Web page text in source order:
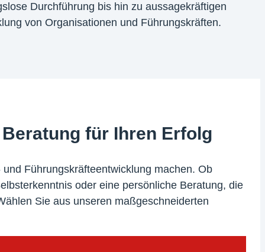
Durchführung bis hin zu aussagekräftigen
von Organisationen und Führungskräften.
für Ihren Erfolg
Führungskräfteentwicklung machen. Ob
oder eine persönliche Beratung, die
Sie aus unseren maßgeschneiderten